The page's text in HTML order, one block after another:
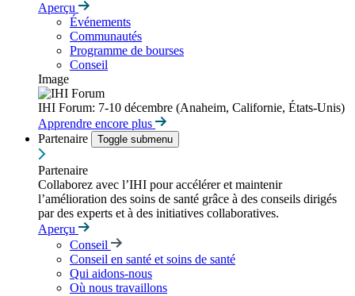
Aperçu
Événements
Communautés
Programme de bourses
Conseil
Image
IHI Forum: 7-10 décembre (Anaheim, Californie, États-Unis)
Apprendre encore plus
Partenaire
Toggle submenu
Partenaire
Collaborez avec l’IHI pour accélérer et maintenir
l’amélioration des soins de santé grâce à des conseils dirigés
par des experts et à des initiatives collaboratives.
Aperçu
Conseil
Conseil en santé et soins de santé
Qui aidons-nous
Où nous travaillons